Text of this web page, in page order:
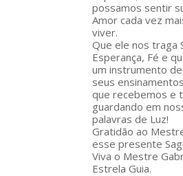
possamos sentir
Amor cada vez
viver.
Que ele nos traga
Esperança, Fé e
um instrumento
seus
que recebemos e
guardando em
palavras de Luz!
Gratidão ao
esse presente
Viva o Mestre
Estrela Guia.